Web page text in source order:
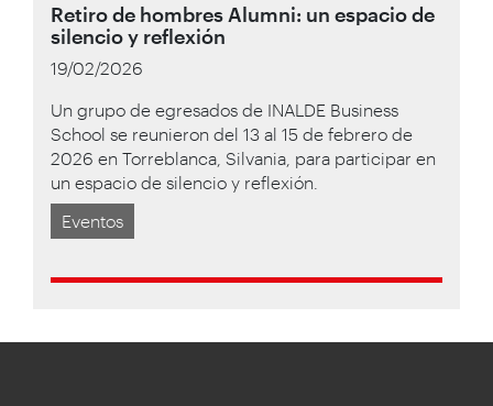
Retiro de hombres Alumni: un espacio de
silencio y reflexión
19/02/2026
Un grupo de egresados de INALDE Business
School se reunieron del 13 al 15 de febrero de
2026 en Torreblanca, Silvania, para participar en
un espacio de silencio y reflexión.
Eventos